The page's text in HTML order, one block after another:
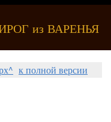
из ВАРЕНЬЯ
к полной версии